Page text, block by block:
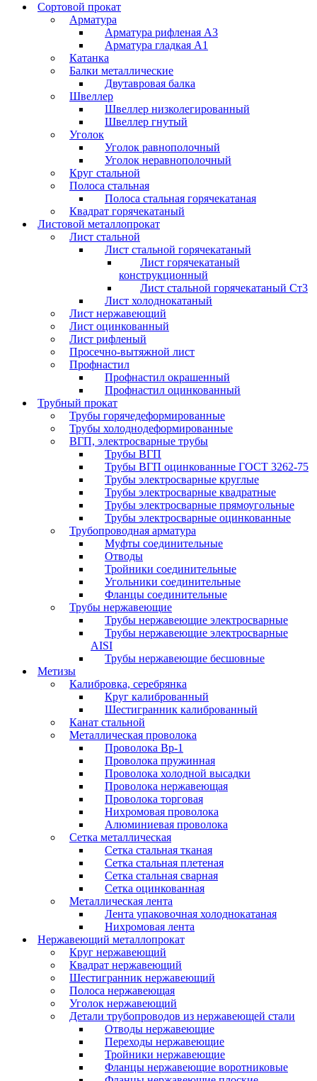
Сортовой прокат
Арматура
Арматура рифленая А3
Арматура гладкая А1
Катанка
Балки металлические
Двутавровая балка
Швеллер
Швеллер низколегированный
Швеллер гнутый
Уголок
Уголок равнополочный
Уголок неравнополочный
Круг стальной
Полоса стальная
Полоса стальная горячекатаная
Квадрат горячекатаный
Листовой металлопрокат
Лист стальной
Лист стальной горячекатаный
Лист горячекатаный
конструкционный
Лист стальной горячекатаный Ст3
Лист холоднокатаный
Лист нержавеющий
Лист оцинкованный
Лист рифленый
Просечно-вытяжной лист
Профнастил
Профнастил окрашенный
Профнастил оцинкованный
Трубный прокат
Трубы горячедеформированные
Трубы холоднодеформированные
ВГП, электросварные трубы
Трубы ВГП
Трубы ВГП оцинкованные ГОСТ 3262-75
Трубы электросварные круглые
Трубы электросварные квадратные
Трубы электросварные прямоугольные
Трубы электросварные оцинкованные
Трубопроводная арматура
Муфты соединительные
Отводы
Тройники соединительные
Угольники соединительные
Фланцы соединительные
Трубы нержавеющие
Трубы нержавеющие электросварные
Трубы нержавеющие электросварные
AISI
Трубы нержавеющие бесшовные
Метизы
Калибровка, серебрянка
Круг калиброванный
Шестигранник калиброванный
Канат стальной
Металлическая проволока
Проволока Вр-1
Проволока пружинная
Проволока холодной высадки
Проволока нержавеющая
Проволока торговая
Нихромовая проволока
Алюминиевая проволока
Сетка металлическая
Сетка стальная тканая
Сетка стальная плетеная
Сетка стальная сварная
Сетка оцинкованная
Металлическая лента
Лента упаковочная холоднокатаная
Нихромовая лента
Нержавеющий металлопрокат
Круг нержавеющий
Квадрат нержавеющий
Шестигранник нержавеющий
Полоса нержавеющая
Уголок нержавеющий
Детали трубопроводов из нержавеющей стали
Отводы нержавеющие
Переходы нержавеющие
Тройники нержавеющие
Фланцы нержавеющие воротниковые